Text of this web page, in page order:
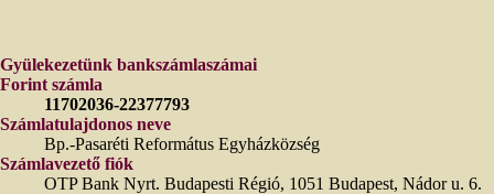
Gyülekezetünk bankszámlaszámai
Forint számla
11702036-22377793
Számlatulajdonos neve
Bp.-Pasaréti Református Egyházközség
Számlavezető fiók
OTP Bank Nyrt. Budapesti Régió, 1051 Budapest, Nádor u. 6.